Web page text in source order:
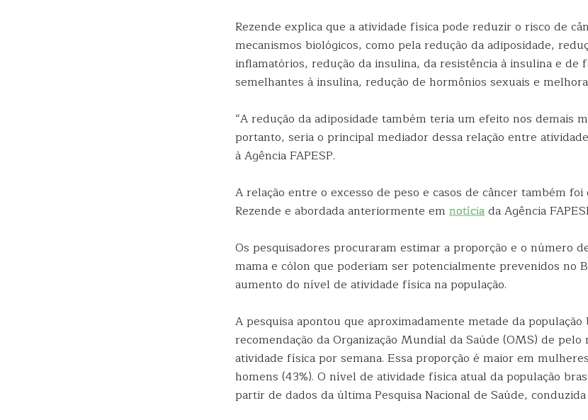
Rezende explica que a atividade física pode reduzir o risco de
mecanismos biológicos, como pela redução da adiposidade,
inflamatórios, redução da insulina, da resistência à insulina e de
semelhantes à insulina, redução de hormônios sexuais e
“A redução da adiposidade também teria um efeito nos demais
portanto, seria o principal mediador dessa relação entre
à Agência FAPESP.
A relação entre o excesso de peso e casos de câncer também
Rezende e abordada anteriormente em notíciada Agência
Os pesquisadores procuraram estimar a proporção e o número
mama e cólon que poderiam ser potencialmente prevenidos no
aumento do nível de atividade física na população.
A pesquisa apontou que aproximadamente metade da
recomendação da Organização Mundial da Saúde (OMS) de
atividade física por semana. Essa proporção é maior em
homens (43%). O nível de atividade física atual da população
partir de dados da última Pesquisa Nacional de Saúde,